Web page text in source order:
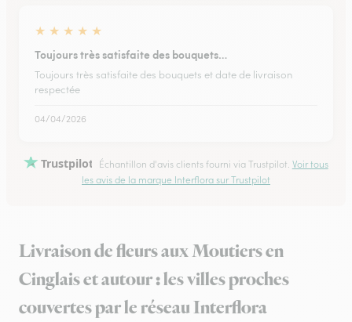
★ ★ ★ ★ ★
Toujours très satisfaite des bouquets…
Toujours très satisfaite des bouquets et date de livraison
respectée
04/04/2026
Trustpilot Échantillon d'avis clients fourni via Trustpilot. Voir tous
les avis de la marque Interflora sur Trustpilot
Livraison de fleurs aux Moutiers en
Cinglais et autour : les villes proches
couvertes par le réseau Interflora